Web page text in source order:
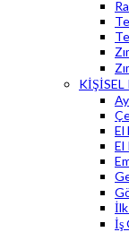
El
El
İlk
İş